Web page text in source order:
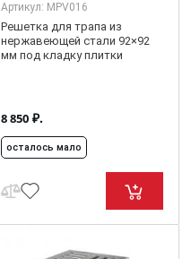
Артикул: MPV016
Решетка для трапа из
нержавеющей стали 92×92
мм под кладку плитки
8 850 ₽.
осталось мало